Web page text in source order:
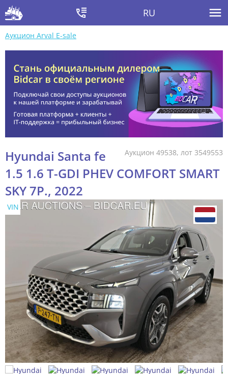
RU
Аукцион Arval E-sale
Аукцион 49538, лот 3549553
Hyundai Santa fe
1.5 1.6 T-GDI PHEV COMFORT SMART
SKY 7P., 2022
VIN